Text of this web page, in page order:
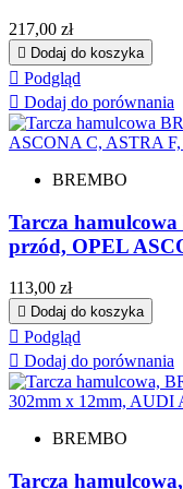
Cena
217,00 zł
 Dodaj do koszyka
 Podgląd
 Dodaj do porównania
BREMBO
Tarcza
przód, OPEL
Cena
113,00 zł
 Dodaj do koszyka
 Podgląd
 Dodaj do porównania
BREMBO
Tarcza